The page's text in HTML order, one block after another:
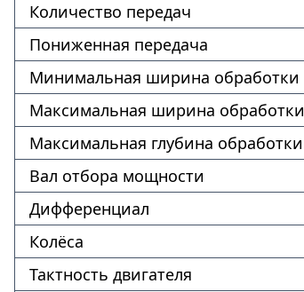
Количество передач
Пониженная передача
Минимальная ширина обработки
Максимальная ширина обработки
Максимальная глубина обработки
Вал отбора мощности
Дифференциал
Колёса
Тактность двигателя